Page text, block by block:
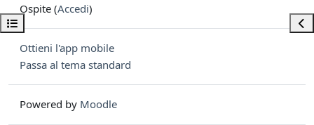
Apri indice del corso
Ospite (Accedi)
Ottieni l'app mobile
Passa al tema standard
Powered by Moodle